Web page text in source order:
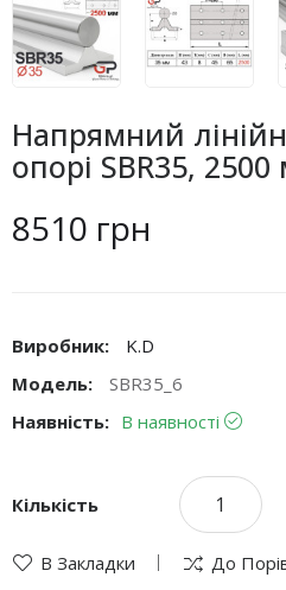
Напрямний
опорі SBR35,
8510 грн
Виробник:
K.D
Модель:
SBR35_6
Наявність: В наявності
Кількість
В Закладки До